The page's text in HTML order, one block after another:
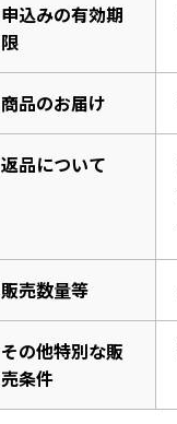
申込みの有効期
限
商品のお届け
返品について
販売数量等
その他特別な販
売条件